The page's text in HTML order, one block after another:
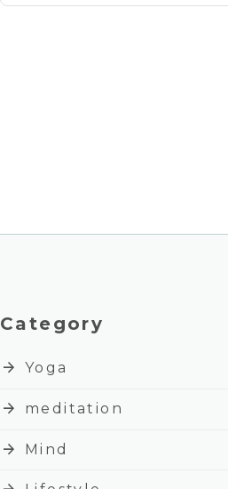
Category
arrow_forward Yoga
arrow_forward
meditation
arrow_forward
Mind